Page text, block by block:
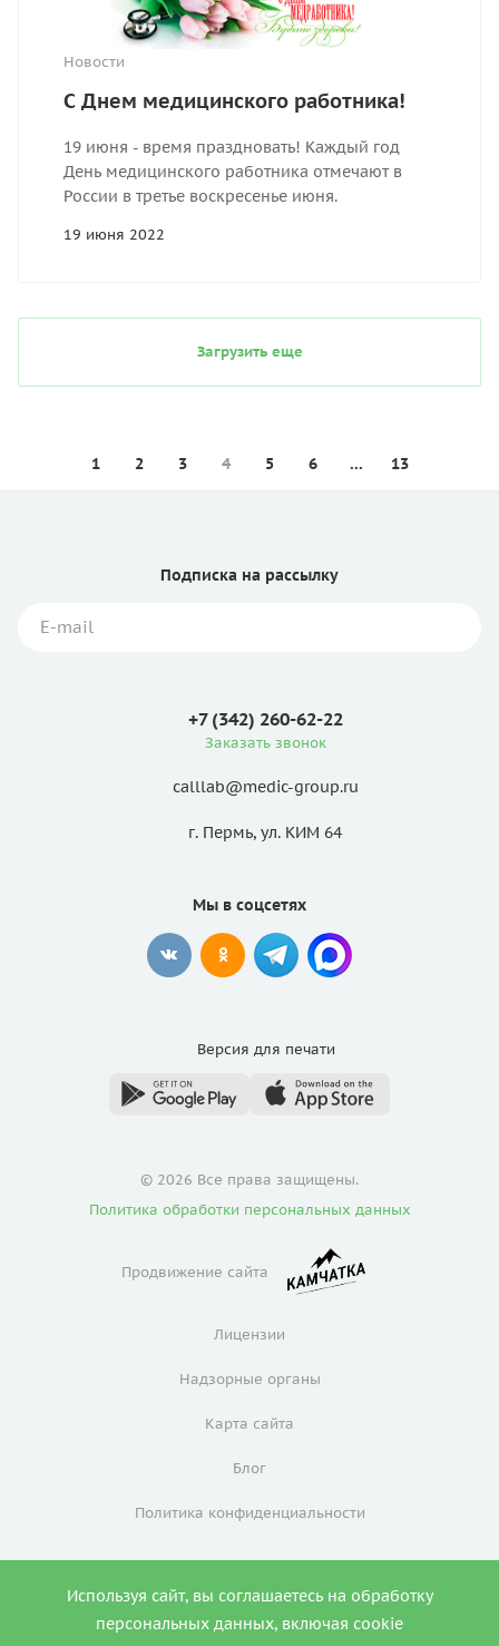
Используя сайт, вы соглашаетесь на обработку
персональных данных, включая cookie
Новости
С Днем медицинского работника!
19 июня - время праздновать! Каждый год
День медицинского работника отмечают в
России в третье воскресенье июня.
19 июня 2022
Загрузить еще
1 2 3 4 5 6 ... 13
Подписка на рассылку
+7 (342) 260-62-22
Заказать звонок
calllab@medic-group.ru
г. Пермь, ул. КИМ 64
Мы в соцсетях
Версия для печати
© 2026 Все права защищены.
Политика обработки персональных данных
Продвижение сайта
Лицензии
Надзорные органы
Карта сайта
Блог
Политика конфиденциальности